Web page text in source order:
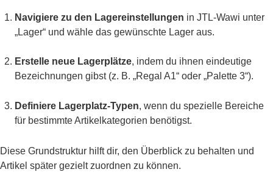
Navigiere zu den Lagereinstellungen in JTL-Wawi unter
„Lager“ und wähle das gewünschte Lager aus.
Erstelle neue Lagerplätze, indem du ihnen eindeutige
Bezeichnungen gibst (z. B. „Regal A1“ oder „Palette 3“).
Definiere Lagerplatz-Typen, wenn du spezielle Bereiche
für bestimmte Artikelkategorien benötigst.
Diese Grundstruktur hilft dir, den Überblick zu behalten und
Artikel später gezielt zuordnen zu können.